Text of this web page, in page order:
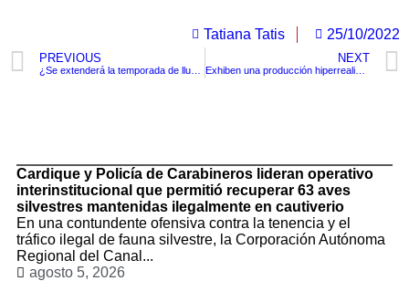
Tatiana Tatis 25/10/2022
PREVIOUS NEXT
Exhiben una producción hiperrealista de Jesucristo
Cardique y Policía de Carabineros lideran operativo
interinstitucional que permitió recuperar 63 aves
silvestres mantenidas ilegalmente en cautiverio
En una contundente ofensiva contra la tenencia y el
tráfico ilegal de fauna silvestre, la Corporación Autónoma
Regional del Canal...
agosto 5, 2026